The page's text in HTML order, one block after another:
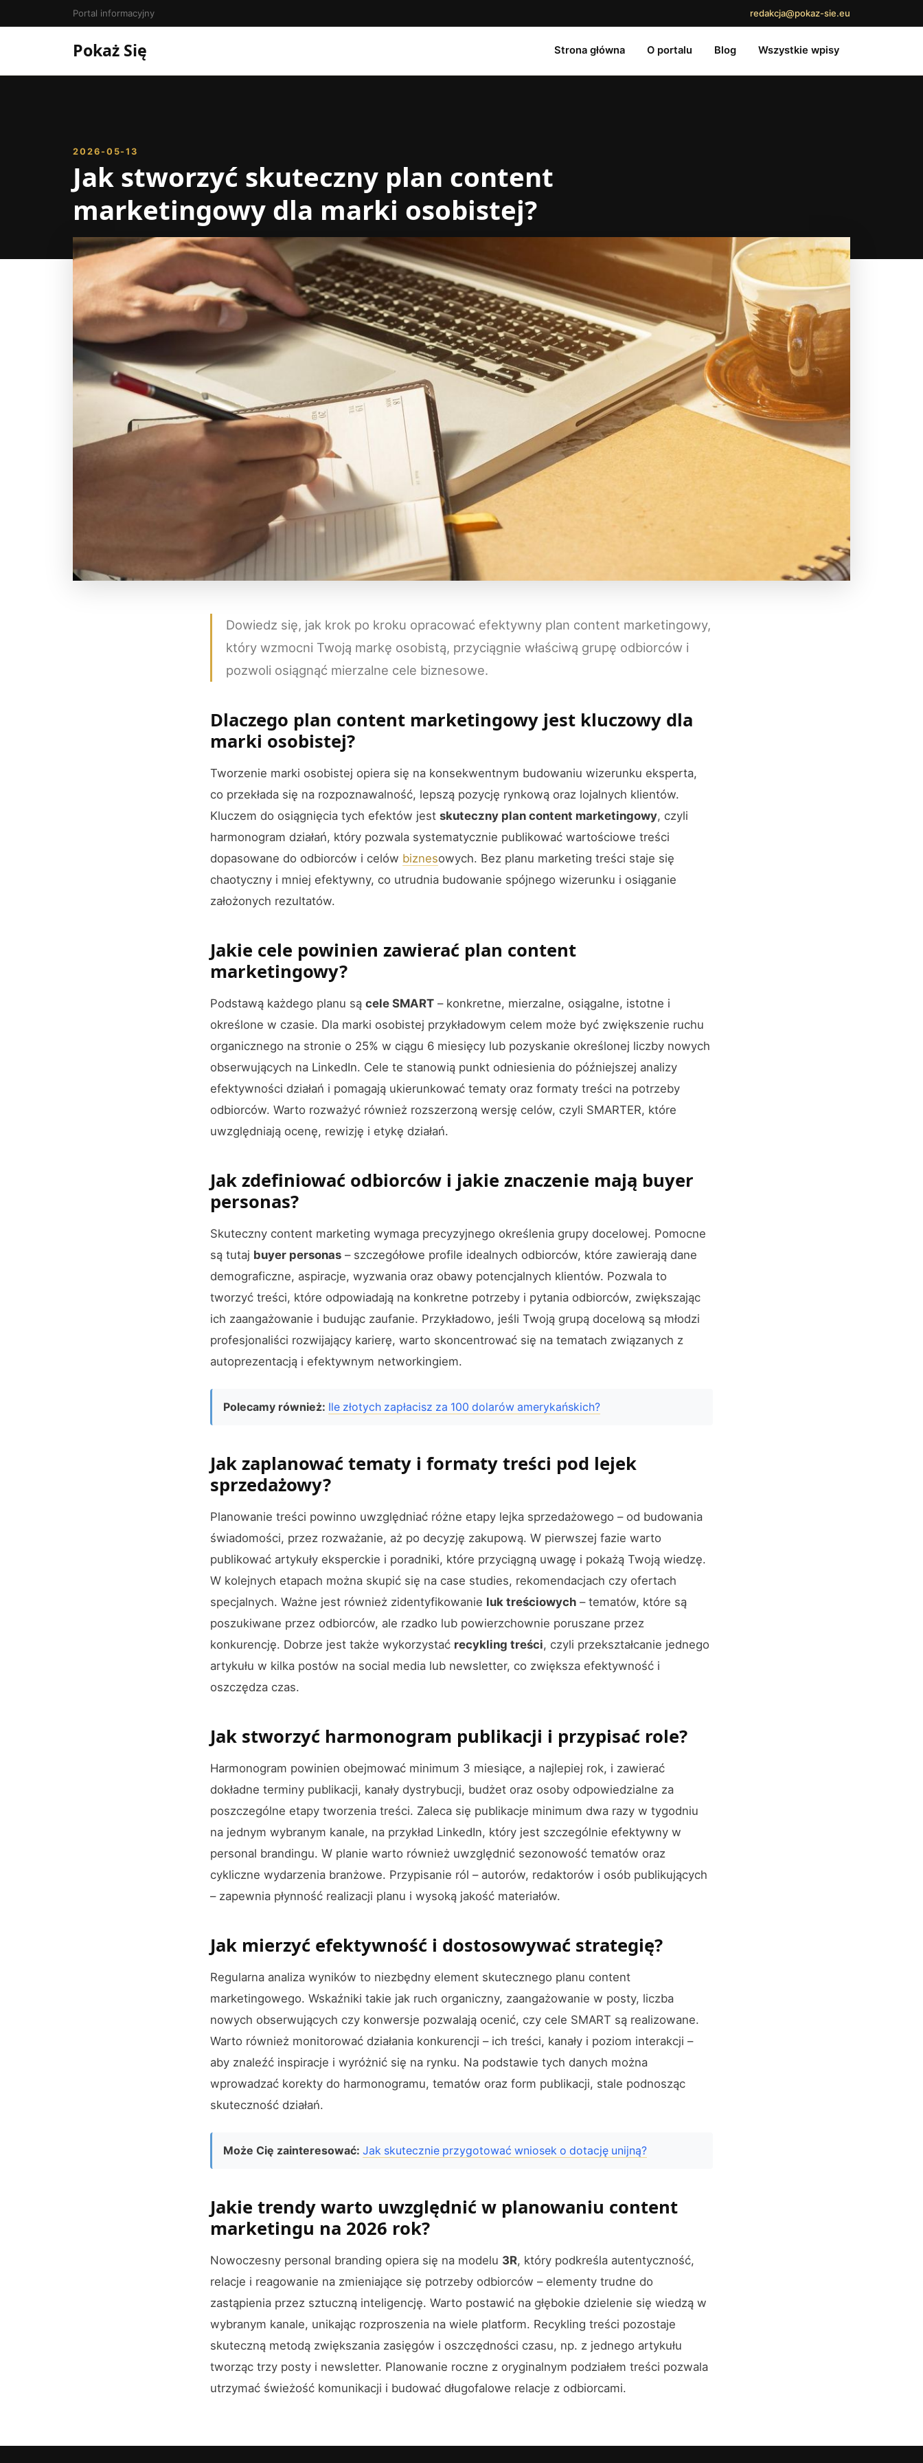
Portal informacyjny redakcja@pokaz-sie.eu
Pokaż Się Strona główna O portalu Blog Wszystkie wpisy
2026-05-13
Jak stworzyć skuteczny plan content
marketingowy dla marki osobistej?
Dowiedz się, jak krok po kroku opracować efektywny plan content marketingowy,
który wzmocni Twoją markę osobistą, przyciągnie właściwą grupę odbiorców i
pozwoli osiągnąć mierzalne cele biznesowe.
Dlaczego plan content marketingowy jest kluczowy dla
marki osobistej?
Tworzenie marki osobistej opiera się na konsekwentnym budowaniu wizerunku eksperta,
co przekłada się na rozpoznawalność, lepszą pozycję rynkową oraz lojalnych klientów.
Kluczem do osiągnięcia tych efektów jest skuteczny plan content marketingowy, czyli
harmonogram działań, który pozwala systematycznie publikować wartościowe treści
dopasowane do odbiorców i celów biznesowych. Bez planu marketing treści staje się
chaotyczny i mniej efektywny, co utrudnia budowanie spójnego wizerunku i osiąganie
założonych rezultatów.
Jakie cele powinien zawierać plan content
marketingowy?
Podstawą każdego planu są cele SMART – konkretne, mierzalne, osiągalne, istotne i
określone w czasie. Dla marki osobistej przykładowym celem może być zwiększenie ruchu
organicznego na stronie o 25% w ciągu 6 miesięcy lub pozyskanie określonej liczby nowych
obserwujących na LinkedIn. Cele te stanowią punkt odniesienia do późniejszej analizy
efektywności działań i pomagają ukierunkować tematy oraz formaty treści na potrzeby
odbiorców. Warto rozważyć również rozszerzoną wersję celów, czyli SMARTER, które
uwzględniają ocenę, rewizję i etykę działań.
Jak zdefiniować odbiorców i jakie znaczenie mają buyer
personas?
Skuteczny content marketing wymaga precyzyjnego określenia grupy docelowej. Pomocne
są tutaj buyer personas – szczegółowe profile idealnych odbiorców, które zawierają dane
demograficzne, aspiracje, wyzwania oraz obawy potencjalnych klientów. Pozwala to
tworzyć treści, które odpowiadają na konkretne potrzeby i pytania odbiorców, zwiększając
ich zaangażowanie i budując zaufanie. Przykładowo, jeśli Twoją grupą docelową są młodzi
profesjonaliści rozwijający karierę, warto skoncentrować się na tematach związanych z
autoprezentacją i efektywnym networkingiem.
Polecamy również: Ile złotych zapłacisz za 100 dolarów amerykańskich?
Jak zaplanować tematy i formaty treści pod lejek
sprzedażowy?
Planowanie treści powinno uwzględniać różne etapy lejka sprzedażowego – od budowania
świadomości, przez rozważanie, aż po decyzję zakupową. W pierwszej fazie warto
publikować artykuły eksperckie i poradniki, które przyciągną uwagę i pokażą Twoją wiedzę.
W kolejnych etapach można skupić się na case studies, rekomendacjach czy ofertach
specjalnych. Ważne jest również zidentyfikowanie luk treściowych – tematów, które są
poszukiwane przez odbiorców, ale rzadko lub powierzchownie poruszane przez
konkurencję. Dobrze jest także wykorzystać recykling treści, czyli przekształcanie jednego
artykułu w kilka postów na social media lub newsletter, co zwiększa efektywność i
oszczędza czas.
Jak stworzyć harmonogram publikacji i przypisać role?
Harmonogram powinien obejmować minimum 3 miesiące, a najlepiej rok, i zawierać
dokładne terminy publikacji, kanały dystrybucji, budżet oraz osoby odpowiedzialne za
poszczególne etapy tworzenia treści. Zaleca się publikacje minimum dwa razy w tygodniu
na jednym wybranym kanale, na przykład LinkedIn, który jest szczególnie efektywny w
personal brandingu. W planie warto również uwzględnić sezonowość tematów oraz
cykliczne wydarzenia branżowe. Przypisanie ról – autorów, redaktorów i osób publikujących
– zapewnia płynność realizacji planu i wysoką jakość materiałów.
Jak mierzyć efektywność i dostosowywać strategię?
Regularna analiza wyników to niezbędny element skutecznego planu content
marketingowego. Wskaźniki takie jak ruch organiczny, zaangażowanie w posty, liczba
nowych obserwujących czy konwersje pozwalają ocenić, czy cele SMART są realizowane.
Warto również monitorować działania konkurencji – ich treści, kanały i poziom interakcji –
aby znaleźć inspiracje i wyróżnić się na rynku. Na podstawie tych danych można
wprowadzać korekty do harmonogramu, tematów oraz form publikacji, stale podnosząc
skuteczność działań.
Może Cię zainteresować: Jak skutecznie przygotować wniosek o dotację unijną?
Jakie trendy warto uwzględnić w planowaniu content
marketingu na 2026 rok?
Nowoczesny personal branding opiera się na modelu 3R, który podkreśla autentyczność,
relacje i reagowanie na zmieniające się potrzeby odbiorców – elementy trudne do
zastąpienia przez sztuczną inteligencję. Warto postawić na głębokie dzielenie się wiedzą w
wybranym kanale, unikając rozproszenia na wiele platform. Recykling treści pozostaje
skuteczną metodą zwiększania zasięgów i oszczędności czasu, np. z jednego artykułu
tworząc trzy posty i newsletter. Planowanie roczne z oryginalnym podziałem treści pozwala
utrzymać świeżość komunikacji i budować długofalowe relacje z odbiorcami.